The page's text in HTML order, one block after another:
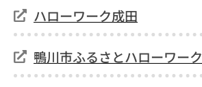
ハローワーク成田
鴨川市ふるさとハローワーク